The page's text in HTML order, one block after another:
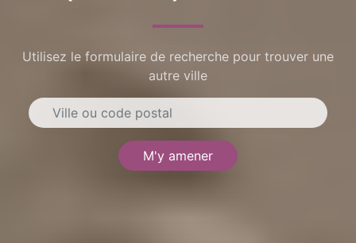
Utilisez le formulaire de recherche pour trouver une
autre ville
M'y amener